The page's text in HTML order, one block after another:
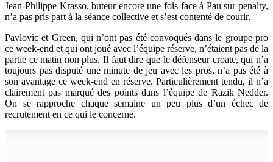
Jean-Philippe Krasso, buteur encore une fois face à Pau sur penalty,
n’a pas pris part à la séance collective et s’est contenté de courir.
Pavlovic et Green, qui n’ont pas été convoqués dans le groupe pro
ce week-end et qui ont joué avec l’équipe réserve, n’étaient pas de la
partie ce matin non plus. Il faut dire que le défenseur croate, qui n’a
toujours pas disputé une minute de jeu avec les pros, n’a pas été à
son avantage ce week-end en réserve. Particulièrement tendu, il n’a
clairement pas marqué des points dans l’équipe de Razik Nedder.
On se rapproche chaque semaine un peu plus d’un échec de
recrutement en ce qui le concerne.